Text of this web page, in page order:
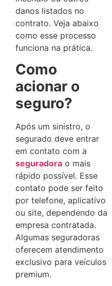
danos listados no
contrato. Veja abaixo
como esse processo
funciona na prática.
Como
acionar o
seguro?
Após um sinistro, o
segurado deve entrar
em contato com a
seguradora o mais
rápido possível. Esse
contato pode ser feito
por telefone, aplicativo
ou site, dependendo da
empresa contratada.
Algumas seguradoras
oferecem atendimento
exclusivo para veículos
premium.